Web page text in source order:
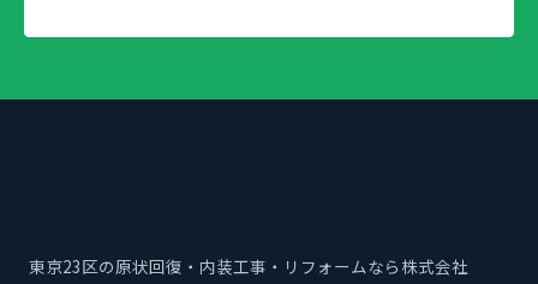
東京23区の原状回復・内装工事・リフォームなら株式会社